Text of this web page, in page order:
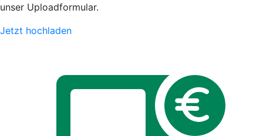
unser Uploadformular.
Jetzt hochladen